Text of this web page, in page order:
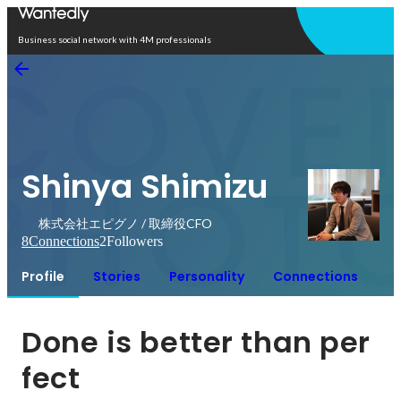
Business social network with 4M professionals
Shinya Shimizu
株式会社エピグノ / 取締役CFO
8Connections2Followers
Profile Stories Personality Connections
Done is better than per
fect